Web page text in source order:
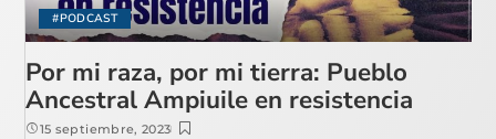
#PODCAST
Por mi raza, por mi tierra: Pueblo
Ancestral Ampiuile en resistencia
15 septiembre, 2023